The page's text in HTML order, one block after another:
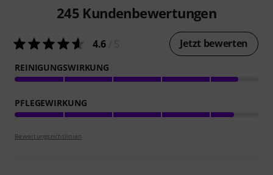
245 Kundenbewertungen
4.6 Jetzt bewerten
REINIGUNGSWIRKUNG
PFLEGEWIRKUNG
Bewertungsrichtlinien